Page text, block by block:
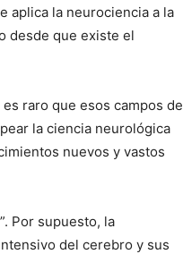
aplica la neurociencia a la
desde que existe el
raro que esos campos de
la ciencia neurológica
nuevos y vastos
Por supuesto, la
del cerebro y sus